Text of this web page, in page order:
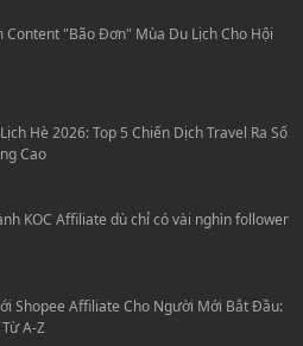
Content "Bão Đơn" Mùa Du Lịch Cho Hội
Hè 2026: Top 5 Chiến Dịch Travel Ra Số
Cao
KOC Affiliate dù chỉ có vài nghìn follower
Shopee Affiliate Cho Người Mới Bắt Đầu:
A-Z